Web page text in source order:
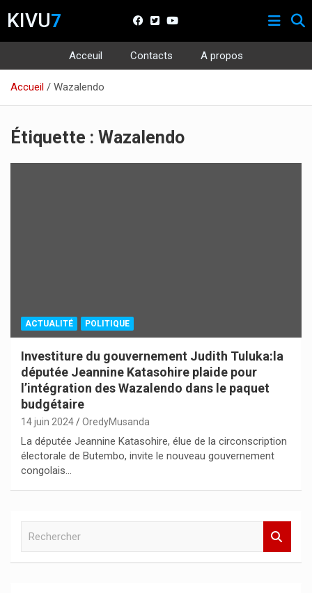
KIVU7
Acceuil Contacts
A propos
contenu
Accueil Wazalendo
Étiquette : Wazalendo
ACTUALITÉ POLITIQUE
Investiture du gouvernement Judith Tuluka:la
députée Jeannine Katasohire plaide pour
l’intégration des Wazalendo dans le paquet
budgétaire
14 juin 2024 OredyMusanda
La députée Jeannine Katasohire, élue de la circonscription
électorale de Butembo, invite le nouveau gouvernement
congolais…